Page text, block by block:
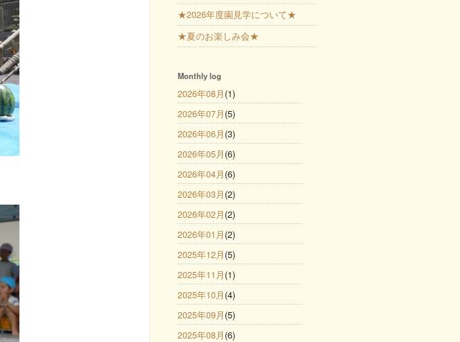
★2026年度園見学について★
★夏のお楽しみ会★
Monthly log
2026年08月 (1)
2026年07月 (5)
2026年06月 (3)
2026年05月 (6)
2026年04月 (6)
2026年03月 (2)
2026年02月 (2)
2026年01月 (2)
2025年12月 (5)
2025年11月 (1)
2025年10月 (4)
2025年09月 (5)
2025年08月 (6)